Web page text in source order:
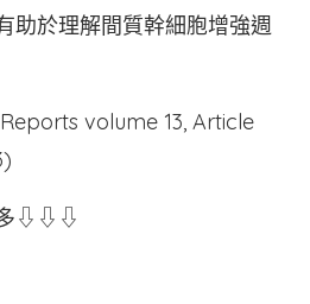
助於理解間質幹細胞增強週
volume 13, Article
多⇩⇩⇩